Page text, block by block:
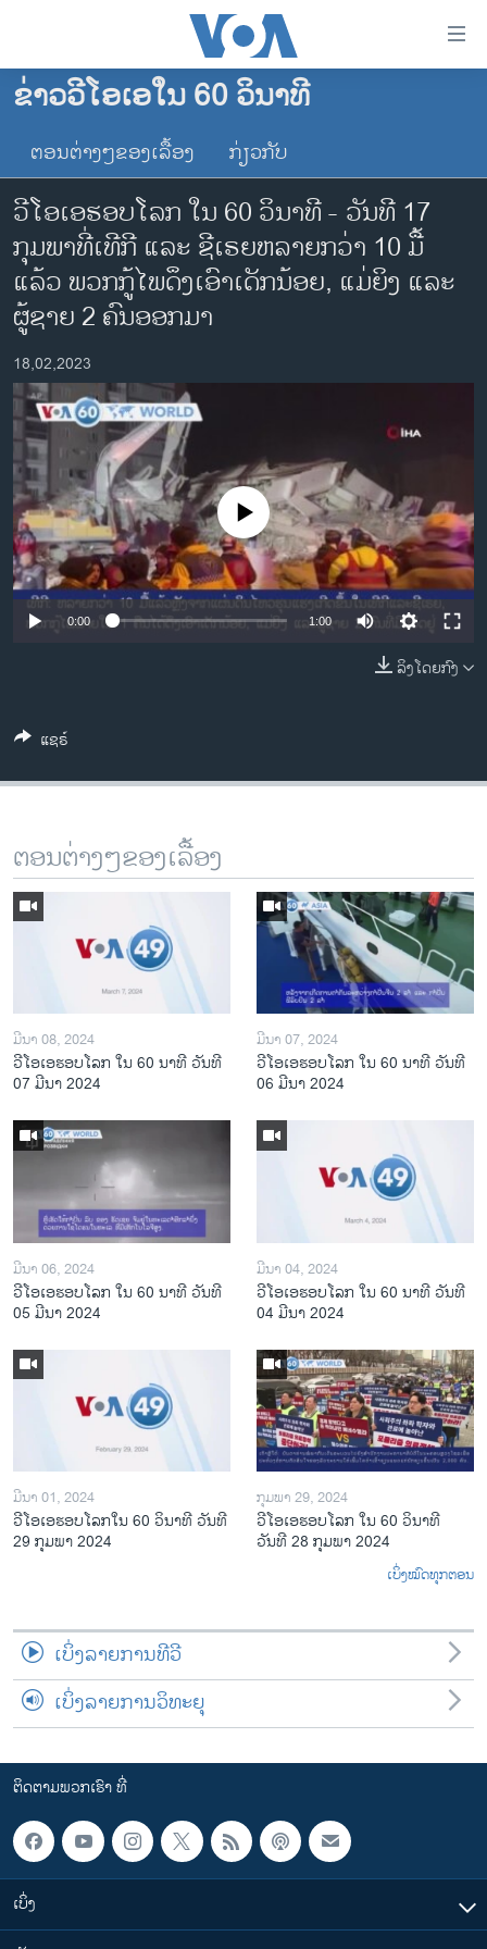
ເຂົ້າ
ຂ້າມ
ຂ້າມ
ໄປ
ຫາ
ຊອກ
ຄົ້ນ
ໂຮມເພຈ
ລາວ
ອາເມຣິກາ
ການເລືອກຕັ້ງ ປະທານາທີບໍດີ ສະຫະລັດ 2024
ຂ່າວ​ຈີນ
ໂລກ
ອິດສະຫຼະພາບດ້ານການຂ່າວ
ຊີວິດຊາວລາວ
ຊຸມຊົນຊາວລາວ
ວິທະຍາສາດ-ເທັກໂນໂລຈີ
ທຸລະກິດ
ພາສາອັງກິດ
ວີດີໂອ
ລາຍງານ
ຂ່າວວີໂອເອໃນ 60 ວິນາທີ
ຕອນຕ່າງໆຂອງເລື້ອງ ກ່ຽວກັບ
ວີໂອເອຮອບໂລກ ໃນ 60 ວິນາທີ - ວັນທີ 17
ກຸມພາທີ່ເທີກີ ແລະ ຊີເຣຍຫລາຍກວ່າ 10 ມື້
ແລ້ວ ພວກກູ້ໄພດຶງເອົາເດັກນ້ອຍ, ແມ່ຍິງ ແລະ
ຜູ້ຊາຍ 2 ຄົນອອກ​ມາ
18,02,2023
No media source currently available
0:00 1:00
ລິງໂດຍກົງ
ແຊຣ໌
ຕອນຕ່າງໆຂອງເລື້ອງ
ມີນາ 08, 2024
ວີໂອເອຮອບໂລກ ໃນ 60 ນາທີ ວັນທີ
07 ມີນາ 2024
ມີນາ 07, 2024
ວີໂອເອຮອບໂລກ ໃນ 60 ນາທີ ວັນທີ
06 ມີນາ 2024
ມີນາ 06, 2024
ວີໂອເອຮອບໂລກ ໃນ 60 ນາທີ ວັນທີ
05 ມີນາ 2024
ມີນາ 04, 2024
ວີໂອເອຮອບໂລກ ໃນ 60 ນາທີ ວັນທີ
04 ມີນາ 2024
ມີນາ 01, 2024
ວີໂອເອຮອບໂລກໃນ 60 ວິນາທີ ວັນທີ
29 ກຸມພາ 2024
ກຸມພາ 29, 2024
ວີໂອເອຮອບໂລກ ໃນ 60 ວິນາທີ
ວັນທີ 28 ກຸມພາ 2024
ເບິ່ງໝົດທຸກຕອນ
ເບິ່ງລາຍການທີວີ
ເບິ່ງລາຍການວິທະຍຸ
ຕິດຕາມພວກເຮົາ ທີ່
ເບິ່ງ